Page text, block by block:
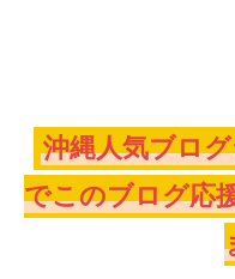
沖縄人気ブロ
でこのブログ応